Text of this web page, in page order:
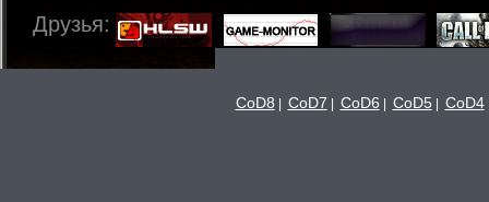
Друзья:
CoD8 CoD7 CoD6 CoD5 CoD4